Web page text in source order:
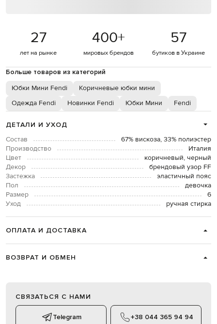
27
лет на рынке
400+
мировых брендов
57
бутиков в Украине
Больше товаров из категорий
Юбки Мини Fendi
Коричневые юбки мини
Одежда Fendi
Новинки Fendi Юбки Мини Fendi
ДЕТАЛИ И УХОД
Состав
67% вискоза, 33% полиэстер
Производство
Италия
Цвет
коричневый, черный
Декор
брендовый узор FF
Застежка
эластичный пояс
Пол
девочка
Размер
6
Уход
ручная стирка
ОПЛАТА И ДОСТАВКА
ВОЗВРАТ И ОБМЕН
СВЯЗАТЬСЯ С НАМИ
Telegram +38 044 365 94 94